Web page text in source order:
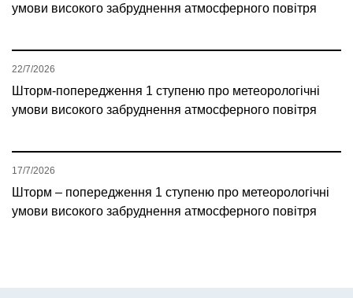
умови високого забруднення атмосферного повітря
Шторм-попередження 1 ступеню про метеорологічні
умови високого забруднення атмосферного повітря
22/7/2026
Шторм – попередження 1 ступеню про метеорологічні
умови високого забруднення атмосферного повітря
17/7/2026